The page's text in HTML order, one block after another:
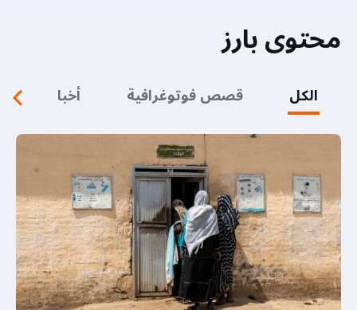
محتوى بارز
الكل قصص فوتوغرافية أخبار